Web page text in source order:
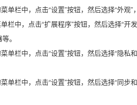
单栏中，点击“设置”按钮，然后选择“外观
栏中，点击“扩展程序”按钮，然后选择“开
。
单栏中，点击“设置”按钮，然后选择“隐私
单栏中，点击“设置”按钮，然后选择“同步